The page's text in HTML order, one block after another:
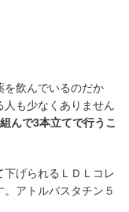
を飲んでいるのだか
人も少なくありません
んで3本立てで行うこ
下げられるＬＤＬコレ
アトルバスタチン５